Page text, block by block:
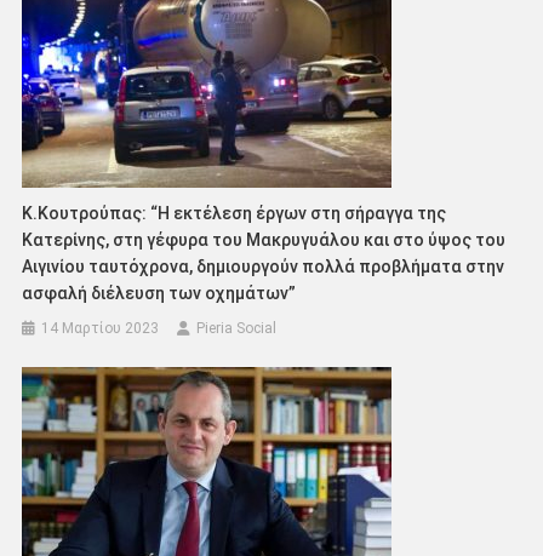
K.Κουτρούπας: “Η εκτέλεση έργων στη σήραγγα της
Κατερίνης, στη γέφυρα του Μακρυγυάλου και στο ύψος του
Αιγινίου ταυτόχρονα, δημιουργούν πολλά προβλήματα στην
ασφαλή διέλευση των οχημάτων”
14 Μαρτίου 2023 Pieria Social